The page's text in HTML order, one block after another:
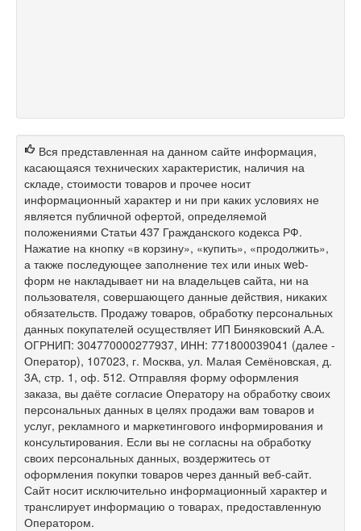
Вся представленная на данном сайте информация,
касающаяся технических характеристик, наличия на
складе, стоимости товаров и прочее носит
информационный характер и ни при каких условиях не
является публичной офертой, определяемой
положениями Статьи 437 Гражданского кодекса РФ.
Нажатие на кнопку «в корзину», «купить», «продолжить»,
а также последующее заполнение тех или иных web-
форм не накладывает ни на владельцев сайта, ни на
пользователя, совершающего данные действия, никаких
обязательств. Продажу товаров, обработку персональных
данных покупателей осуществляет ИП Биняковский А.А.
ОГРНИП: 304770000277937, ИНН: 771800039041 (далее -
Оператор), 107023, г. Москва, ул. Малая Семёновская, д.
3А, стр. 1, оф. 512. Отправляя форму оформления
заказа, вы даёте согласие Оператору на обработку своих
персональных данных в целях продажи вам товаров и
услуг, рекламного и маркетингового информирования и
консультирования. Если вы не согласны на обработку
своих персональных данных, воздержитесь от
оформления покупки товаров через данный веб-сайт.
Сайт носит исключительно информационный характер и
транслирует информацию о товарах, предоставленную
Оператором.